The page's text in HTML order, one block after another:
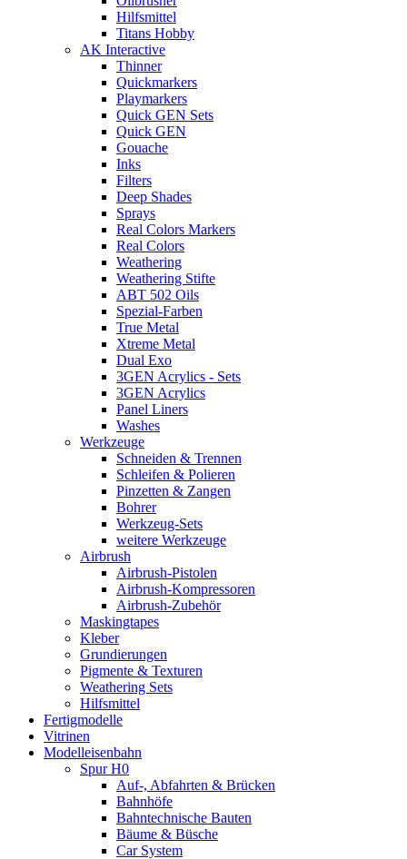
Hilfsmittel
Titans Hobby
AK Interactive
Thinner
Quickmarkers
Playmarkers
Quick GEN Sets
Quick GEN
Gouache
Inks
Filters
Deep Shades
Sprays
Real Colors Markers
Real Colors
Weathering
Weathering Stifte
ABT 502 Oils
Spezial-Farben
True Metal
Xtreme Metal
Dual Exo
3GEN Acrylics - Sets
3GEN Acrylics
Panel Liners
Washes
Werkzeuge
Schneiden & Trennen
Schleifen & Polieren
Pinzetten & Zangen
Bohrer
Werkzeug-Sets
weitere Werkzeuge
Airbrush
Airbrush-Pistolen
Airbrush-Kompressoren
Airbrush-Zubehör
Maskingtapes
Kleber
Grundierungen
Pigmente & Texturen
Weathering Sets
Hilfsmittel
Fertigmodelle
Vitrinen
Modelleisenbahn
Spur H0
Auf-, Abfahrten & Brücken
Bahnhöfe
Bahntechnische Bauten
Bäume & Büsche
Car System